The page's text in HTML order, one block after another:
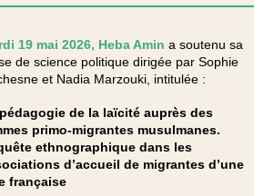
19 mai 2026, Heba Amin a soutenu sa
de science politique dirigée par Sophie
et Nadia Marzouki, intitulée :
de la laïcité auprès des
primo-migrantes musulmanes.
ethnographique dans les
d’accueil de migrantes d’une
française